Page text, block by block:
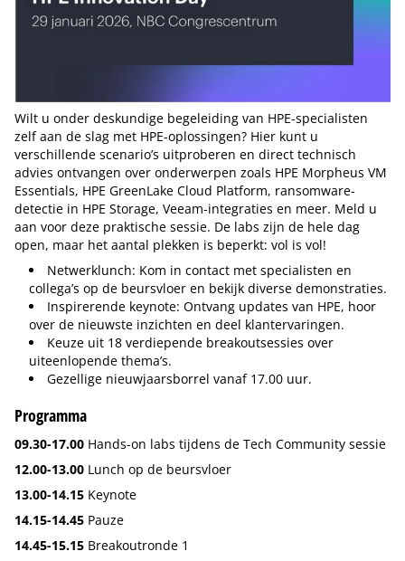
Wilt u onder deskundige begeleiding van HPE-specialisten
zelf aan de slag met HPE-oplossingen? Hier kunt u
verschillende scenario’s uitproberen en direct technisch
advies ontvangen over onderwerpen zoals HPE Morpheus VM
Essentials, HPE GreenLake Cloud Platform, ransomware-
detectie in HPE Storage, Veeam-integraties en meer. Meld u
aan voor deze praktische sessie. De labs zijn de hele dag
open, maar het aantal plekken is beperkt: vol is vol!
Netwerklunch: Kom in contact met specialisten en
collega’s op de beursvloer en bekijk diverse demonstraties.
Inspirerende keynote: Ontvang updates van HPE, hoor
over de nieuwste inzichten en deel klantervaringen.
Keuze uit 18 verdiepende breakoutsessies over
uiteenlopende thema’s.
Gezellige nieuwjaarsborrel vanaf 17.00 uur.
Programma
09.30-17.00 Hands-on labs tijdens de Tech Community sessie
12.00-13.00 Lunch op de beursvloer
13.00-14.15 Keynote
14.15-14.45 Pauze
14.45-15.15 Breakoutronde 1